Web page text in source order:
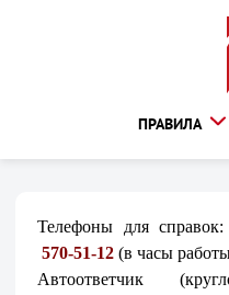
ПРАВИЛА
Телефоны для справок:
570-51-12 (в часы
Автоответчик